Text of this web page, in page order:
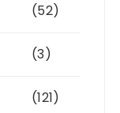
(52)
(3)
(121)